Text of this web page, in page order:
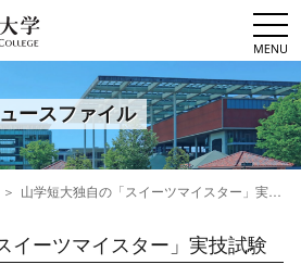
ースファイル
山学短大独自の「スイーツマイスター」実技試験
イーツマイスター」実技試験